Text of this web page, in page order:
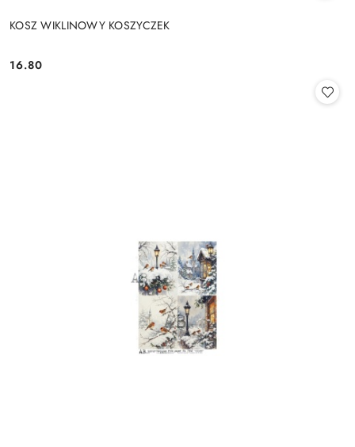
KOSZ WIKLINOWY KOSZYCZEK
Cena:
16.80